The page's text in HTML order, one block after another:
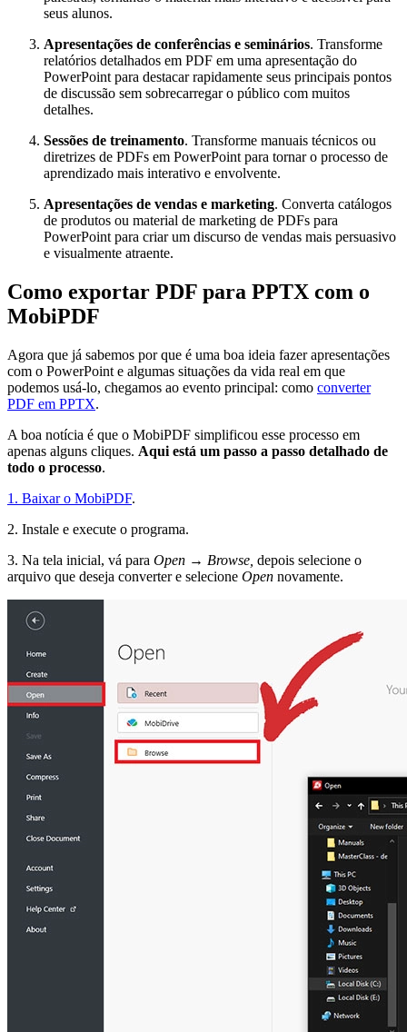
seus alunos.
Apresentações de conferências e seminários. Transforme
relatórios detalhados em PDF em uma apresentação do
PowerPoint para destacar rapidamente seus principais pontos
de discussão sem sobrecarregar o público com muitos
detalhes.
Sessões de treinamento. Transforme manuais técnicos ou
diretrizes de PDFs em PowerPoint para tornar o processo de
aprendizado mais interativo e envolvente.
Apresentações de vendas e marketing. Converta catálogos
de produtos ou material de marketing de PDFs para
PowerPoint para criar um discurso de vendas mais persuasivo
e visualmente atraente.
Como exportar PDF para PPTX com o
MobiPDF
Agora que já sabemos por que é uma boa ideia fazer apresentações
com o PowerPoint e algumas situações da vida real em que
podemos usá-lo, chegamos ao evento principal: como converter
PDF em PPTX.
A boa notícia é que o MobiPDF simplificou esse processo em
apenas alguns cliques. Aqui está um passo a passo detalhado de
todo o processo.
1. Baixar o MobiPDF.
2. Instale e execute o programa.
3. Na tela inicial, vá para Open → Browse, depois selecione o
arquivo que deseja converter e selecione Open novamente.